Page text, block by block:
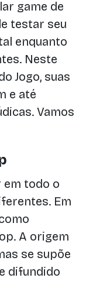
game de
testar seu
enquanto
Neste
Jogo, suas
e até
Vamos
em todo o
Em
A origem
se supõe
difundido